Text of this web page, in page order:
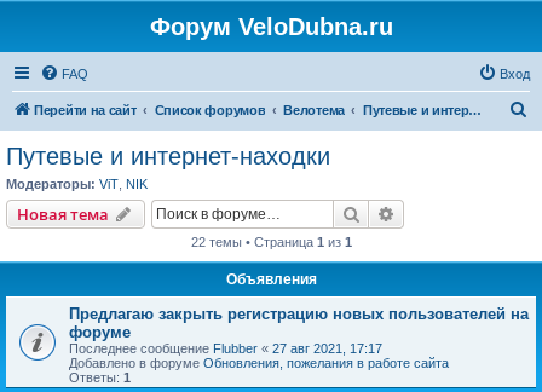
Форум VeloDubna.ru
FAQ Вход
Перейти на сайт Список форумов Велотема Путевые и интернет-находки
Путевые и интернет-находки
Модераторы: ViT NIK
Новая тема Поиск
22 темы • Страница 1 из 1
Объявления
Предлагаю закрыть регистрацию новых пользователей на
форуме
Последнее сообщение Flubber « 27 авг 2021, 17:17
Добавлено в форуме Обновления, пожелания в работе сайта
Ответы: 1